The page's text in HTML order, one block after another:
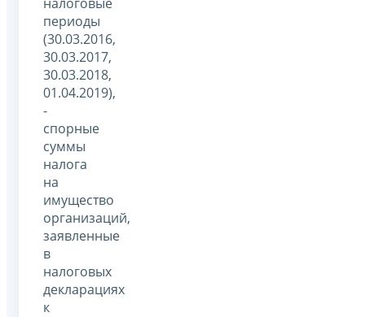
периоды
(30.03.2016,
30.03.2017,
30.03.2018,
01.04.2019),
-
спорные
суммы
налога
на
имущество
организаций,
заявленные
в
налоговых
декларациях
к